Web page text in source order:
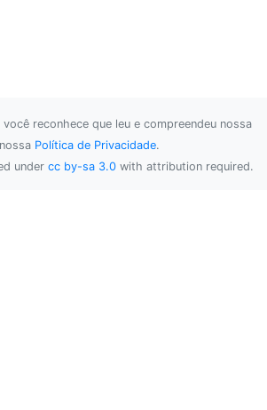
reconhece que leu e compreendeu nossa
Política de Privacidade.
under cc by-sa 3.0 with attribution required.